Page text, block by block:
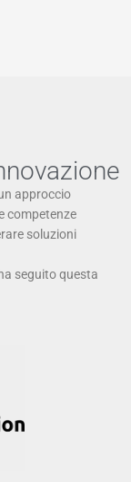
approccio
competenze
soluzioni
seguito questa